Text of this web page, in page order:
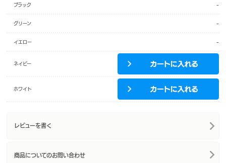
ブラック -
グリーン -
イエロー -
ネイビー
ホワイト
レビューを書く
商品についてのお問い合わせ